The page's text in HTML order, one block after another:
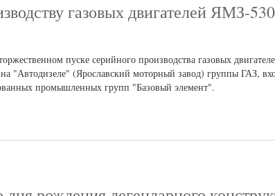
газовых двигателей ЯМЗ-
пуске серийного производства газовых
на "Автодизеле" (Ярославский моторный завод) группы ГАЗ,
промышленных групп "Базовый элемент".